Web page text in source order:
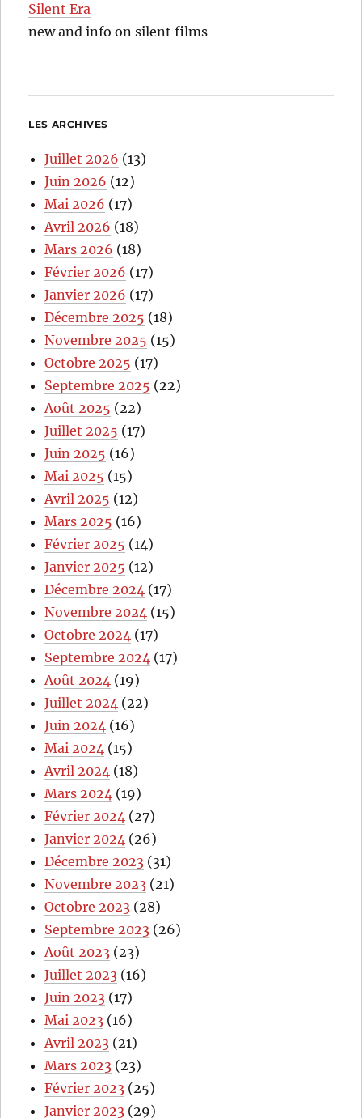
Silent Era
new and info on silent films
LES ARCHIVES
Juillet 2026 (13)
Juin 2026 (12)
Mai 2026 (17)
Avril 2026 (18)
Mars 2026 (18)
Février 2026 (17)
Janvier 2026 (17)
Décembre 2025 (18)
Novembre 2025 (15)
Octobre 2025 (17)
Septembre 2025 (22)
Août 2025 (22)
Juillet 2025 (17)
Juin 2025 (16)
Mai 2025 (15)
Avril 2025 (12)
Mars 2025 (16)
Février 2025 (14)
Janvier 2025 (12)
Décembre 2024 (17)
Novembre 2024 (15)
Octobre 2024 (17)
Septembre 2024 (17)
Août 2024 (19)
Juillet 2024 (22)
Juin 2024 (16)
Mai 2024 (15)
Avril 2024 (18)
Mars 2024 (19)
Février 2024 (27)
Janvier 2024 (26)
Décembre 2023 (31)
Novembre 2023 (21)
Octobre 2023 (28)
Septembre 2023 (26)
Août 2023 (23)
Juillet 2023 (16)
Juin 2023 (17)
Mai 2023 (16)
Avril 2023 (21)
Mars 2023 (23)
Février 2023 (25)
Janvier 2023 (29)